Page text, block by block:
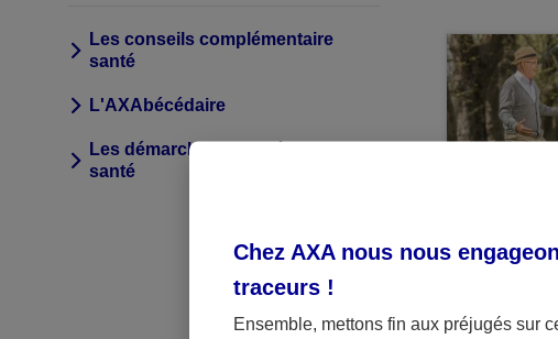
Les conseils complémentaire
santé
L'AXAbécédaire
Les démarches complémentaire
santé
Par AXA, le
vie
Chez AXA nous nous
traceurs !
Ensemble, mettons fin aux préjugés sur